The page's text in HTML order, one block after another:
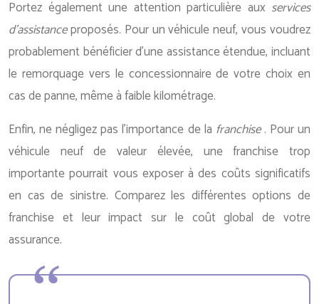
Portez également une attention particulière aux services
d’assistanceproposés. Pour un véhicule neuf, vous voudrez
probablement bénéficier d’une assistance étendue, incluant
le remorquage vers le concessionnaire de votre choix en
cas de panne, même à faible kilométrage.
Enfin, ne négligez pas l’importance de la franchise. Pour un
véhicule neuf de valeur élevée, une franchise trop
importante pourrait vous exposer à des coûts significatifs
en cas de sinistre. Comparez les différentes options de
franchise et leur impact sur le coût global de votre
assurance.